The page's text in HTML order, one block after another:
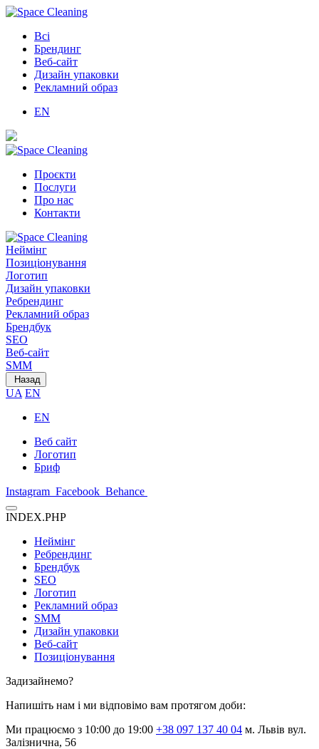
Всі
Брендинг
Веб-сайт
Дизайн упаковки
Рекламний образ
EN
Проєкти
Послуги
Про нас
Контакти
Неймінг
Позиціонування
Логотип
Дизайн упаковки
Ребрендинг
Рекламний образ
Брендбук
SEO
Веб-сайт
SMM
Назад
UA EN
EN
Веб сайт
Логотип
Бриф
Instagram Facebook Behance
INDEX.PHP
Неймінг
Ребрендинг
Брендбук
SEO
Логотип
Рекламний образ
SMM
Дизайн упаковки
Веб-сайт
Позиціонування
Задизайнемо?
Напишіть нам і ми відповімо вам протягом доби:
Ми працюємо з 10:00 до 19:00 +38 097 137 40 04 м. Львів вул.
Залізнична, 56